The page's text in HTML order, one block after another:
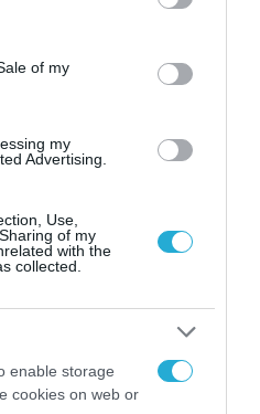
and its third-party tags to
purposes in below Google
of my
my
Advertising.
Use,
of my
with the
collected.
enable storage
cookies on web or